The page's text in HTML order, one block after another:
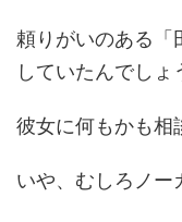
頼りがいのある「
していたんでしょ
彼女に何もかも相
いや、むしろノー